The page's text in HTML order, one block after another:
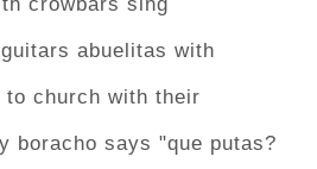
abuelitas with
church with their
boracho says "que putas?